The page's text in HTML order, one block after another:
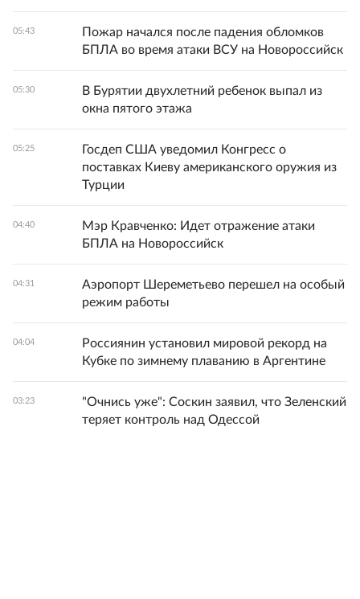
05:43
Пожар начался после падения обломков
БПЛА во время атаки ВСУ на Новороссийск
05:30
В Бурятии двухлетний ребенок выпал из
окна пятого этажа
05:25
Госдеп США уведомил Конгресс о
поставках Киеву американского оружия из
Турции
04:40
Мэр Кравченко: Идет отражение атаки
БПЛА на Новороссийск
04:31
Аэропорт Шереметьево перешел на особый
режим работы
04:04
Россиянин установил мировой рекорд на
Кубке по зимнему плаванию в Аргентине
03:23
"Очнись уже": Соскин заявил, что Зеленский
теряет контроль над Одессой